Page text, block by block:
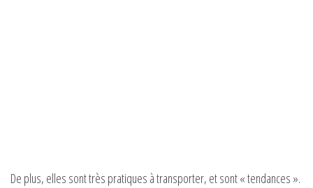
De plus, elles sont très pratiques à transporter, et sont « tendances ».